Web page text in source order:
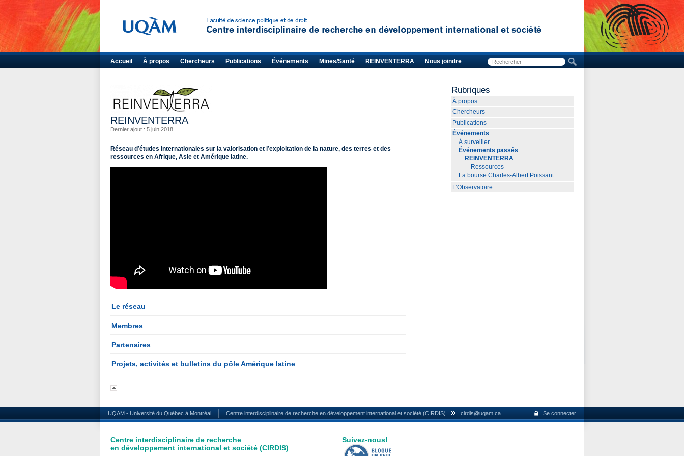
Accueil À propos Chercheurs Publications Événements Mines/Santé REINVENTERRA Nous joindre
REINVENTERRA
Dernier ajout : 5 juin 2018.
Réseau d’études internationales sur la valorisation et l’exploitation de la nature, des terres et des
ressources en Afrique, Asie et Amérique latine.
Le réseau
Membres
Partenaires
Projets, activités et bulletins du pôle Amérique latine
Rubriques
À propos
Chercheurs
Publications
Événements
À surveiller
Événements passés
REINVENTERRA
Ressources
La bourse Charles-Albert Poissant
L’Observatoire
UQAM - Université du Québec à Montréal Centre interdisciplinaire de recherche en développement international et société (CIRDIS) cirdis@uqam.ca Se connecter
Centre interdisciplinaire de recherche
en développement international et société (CIRDIS)
Suivez-nous!